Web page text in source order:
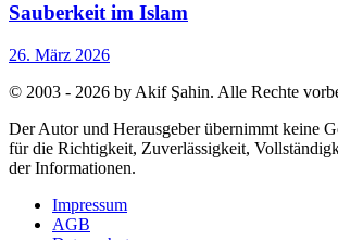
Sauberkeit im Islam
26. März 2026
© 2003 - 2026 by Akif Şahin. Alle Rechte
Der Autor und Herausgeber übernimmt keine
für die Richtigkeit, Zuverlässigkeit,
der Informationen.
Impressum
AGB